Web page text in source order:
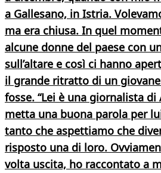
a Gallesano, in Istria.
ma era chiusa. In quel
alcune donne del paese con
sull’altare e così ci hanno
il grande ritratto di un
fosse. “Lei è una giornalista di
metta una buona parola per
tanto che aspettiamo che
risposto una di loro.
volta uscita, ho raccontato a